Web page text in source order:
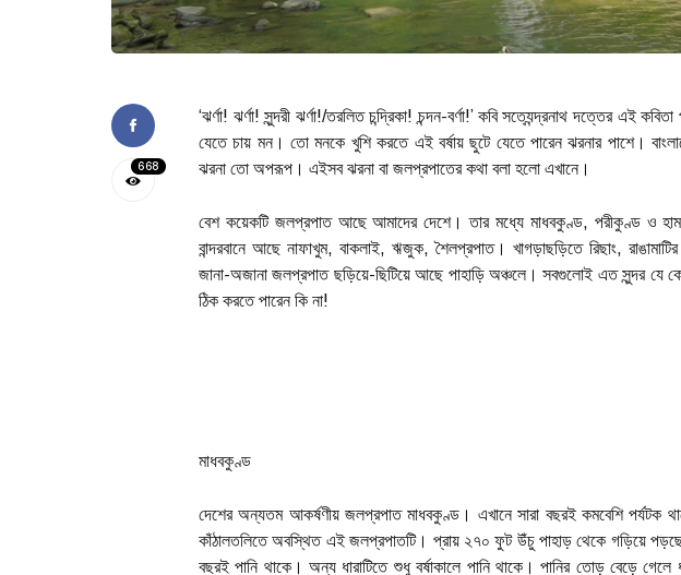
668
‘ঝর্ণা! ঝর্ণা! সুন্দরী ঝর্ণা!/তরলিত চন্দ্রিকা! চন্দন-বর্ণা!’ কবি সত্যেন্দ্রনাথ দত্তের এই
যেতে চায় মন। তো মনকে খুশি করতে এই বর্ষায় ছুটে যেতে পারেন ঝরনার পাশে।
ঝরনা তো অপরূপ। এইসব ঝরনা বা জলপ্রপাতের কথা বলা হলো এখানে।
বেশ কয়েকটি জলপ্রপাত আছে আমাদের দেশে। তার মধ্যে মাধবকুণ্ড, পরীকুণ্ড ও
বান্দরবানে আছে নাফাখুম, বাকলাই, ঋজুক, শৈলপ্রপাত। খাগড়াছড়িতে রিছাং,
জানা-অজানা জলপ্রপাত ছড়িয়ে-ছিটিয়ে আছে পাহাড়ি অঞ্চলে। সবগুলোই এত সুন্দর যে
ঠিক করতে পারেন কি না!
মাধবকুণ্ড
দেশের অন্যতম আকর্ষণীয় জলপ্রপাত মাধবকুণ্ড। এখানে সারা বছরই কমবেশি পর্যটক
কাঁঠালতলিতে অবস্থিত এই জলপ্রপাতটি। প্রায় ২৭০ ফুট উঁচু পাহাড় থেকে গড়িয়ে পড়ছে
বছরই পানি থাকে। অন্য ধারাটিতে শুধু বর্ষাকালে পানি থাকে। পানির তোড় বেড়ে গেলে